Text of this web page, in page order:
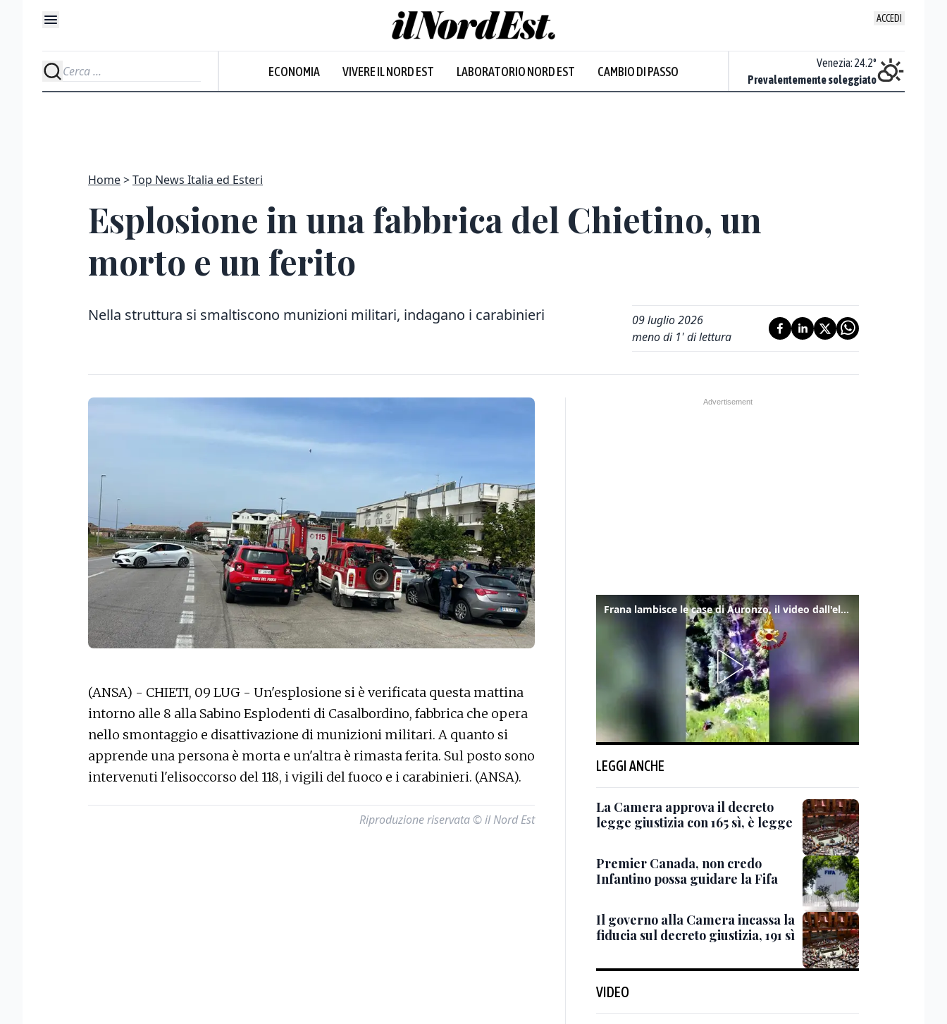
ACCEDI
ECONOMIA VIVERE IL NORD EST LABORATORIO NORD EST CAMBIO DI PASSO
Nuvoloso
Venezia: 24.2°
Prevalentemente soleggiato
Home Top News Italia ed Esteri
Esplosione in una fabbrica del Chietino, un
morto e un ferito
Nella struttura si smaltiscono munizioni militari, indagano i carabinieri
09 luglio 2026
meno di 1' di lettura
(ANSA) - CHIETI, 09 LUG - Un'esplosione si è verificata questa mattina
intorno alle 8 alla Sabino Esplodenti di Casalbordino, fabbrica che opera
nello smontaggio e disattivazione di munizioni militari. A quanto si
apprende una persona è morta e un'altra è rimasta ferita. Sul posto sono
intervenuti l'elisoccorso del 118, i vigili del fuoco e i carabinieri. (ANSA).
Riproduzione riservata © il Nord Est
Frana lambisce le case di Auronzo, il video dall'elicottero dei vigili del fuoco
LEGGI ANCHE
La Camera approva il decreto
legge giustizia con 165 sì, è legge
Premier Canada, non credo
Infantino possa guidare la Fifa
Il governo alla Camera incassa la
fiducia sul decreto giustizia, 191 sì
VIDEO